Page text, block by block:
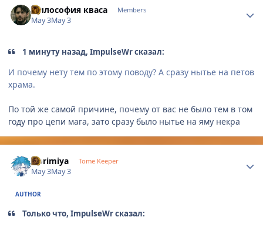
Философия кваса Members
May 3May 3
1 минуту назад, ImpulseWr сказал:
И почему нету тем по этому поводу? А сразу нытье на петов
храма.
По той же самой причине, почему от вас не было тем в том
году про цепи мага, зато сразу было нытье на яму некра
Horimiya Tome Keeper
May 3May 3
AUTHOR
Только что, ImpulseWr сказал: